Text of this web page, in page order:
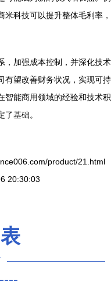
科技可以提升整体毛利率，
，加强成本控制，并深化技术
有望改善财务状况，实现可持
智能商用领域的经验和技术积
基础。
product/21.html
20:30:03